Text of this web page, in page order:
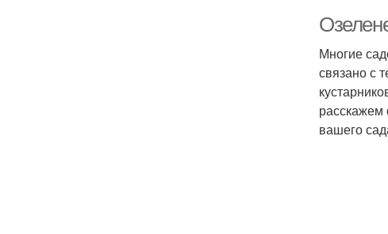
Многие
связано с
расскажем
вашего